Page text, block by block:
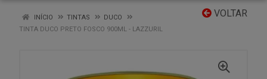
VOLTAR
INÍCIO TINTAS
DUCO
TINTA DUCO PRETO FOSCO 900ML - LAZZURIL